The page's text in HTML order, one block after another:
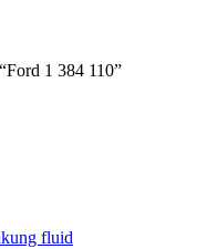
1 384 110”